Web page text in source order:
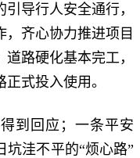
导行人安全通行，
齐心协力推进项目
路硬化基本完工，
式投入使用。
到回应；一条平安
坑洼不平的“烦心路”